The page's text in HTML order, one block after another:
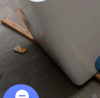
玻璃钢白色展台定制